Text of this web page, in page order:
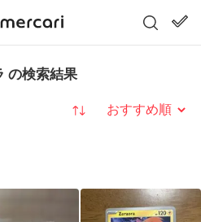
の検索結果
並び替え